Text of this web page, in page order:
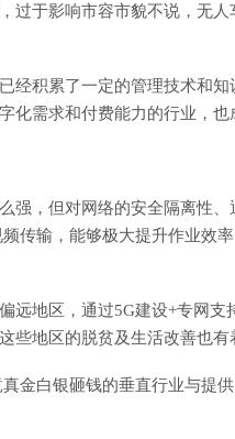
过于影响市容市貌不说，无
经积累了一定的管理技术和
需求和付费能力的行业，也
强，但对网络的安全隔离性
传输，能够极大提升作业效
远地区，通过5G建设+专网支
些地区的脱贫及生活改善也有
金白银砸钱的垂直行业与提